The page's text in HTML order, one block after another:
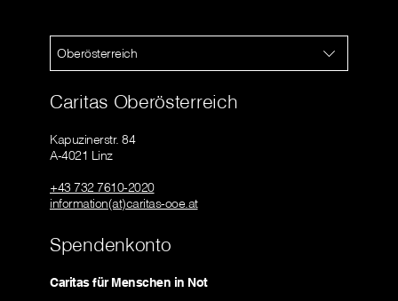
Oberösterreich
Caritas Oberösterreich
Kapuzinerstr. 84
A-4021 Linz
+43 732 7610-2020
information(at)caritas-ooe.at
Spendenkonto
Caritas für Menschen in Not